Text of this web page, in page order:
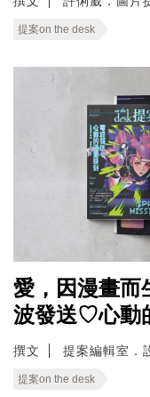
提案on the desk
愛，因漫畫而
波發送♡心動
撰文 提案編輯室．
提案on the desk